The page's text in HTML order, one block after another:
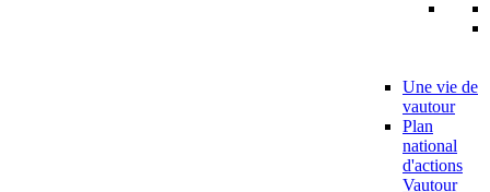
Une vie de
vautour
Plan
national
d'actions
Vautour